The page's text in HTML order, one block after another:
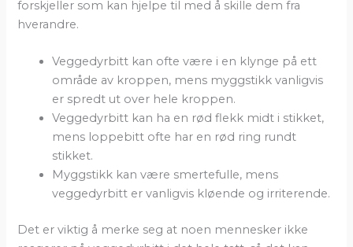
forskjeller som kan hjelpe til med å skille dem fra
hverandre.
Veggedyrbitt kan ofte være i en klynge på ett
område av kroppen, mens myggstikk vanligvis
er spredt ut over hele kroppen.
Veggedyrbitt kan ha en rød flekk midt i stikket,
mens loppebitt ofte har en rød ring rundt
stikket.
Myggstikk kan være smertefulle, mens
veggedyrbitt er vanligvis kløende og irriterende.
Det er viktig å merke seg at noen mennesker ikke